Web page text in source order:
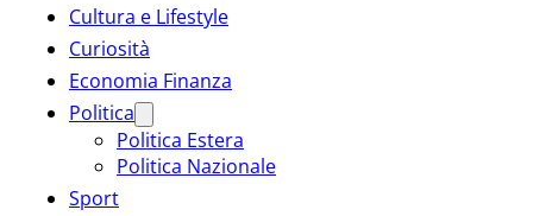
Cultura e Lifestyle
Curiosità
Economia Finanza
Politica
Politica Estera
Politica Nazionale
Sport